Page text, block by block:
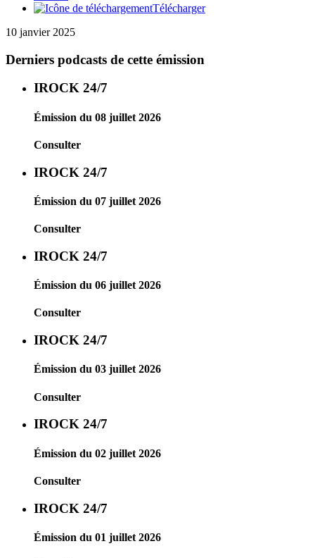
Télécharger
10 janvier 2025
Derniers podcasts de cette émission
IROCK 24/7
Émission du 08 juillet 2026
Consulter
IROCK 24/7
Émission du 07 juillet 2026
Consulter
IROCK 24/7
Émission du 06 juillet 2026
Consulter
IROCK 24/7
Émission du 03 juillet 2026
Consulter
IROCK 24/7
Émission du 02 juillet 2026
Consulter
IROCK 24/7
Émission du 01 juillet 2026